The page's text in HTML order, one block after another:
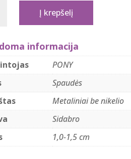
Į krepšelį
informacija
PONY
Spaudės
Metaliniai be nikelio
Sidabro
1,0-1,5 cm